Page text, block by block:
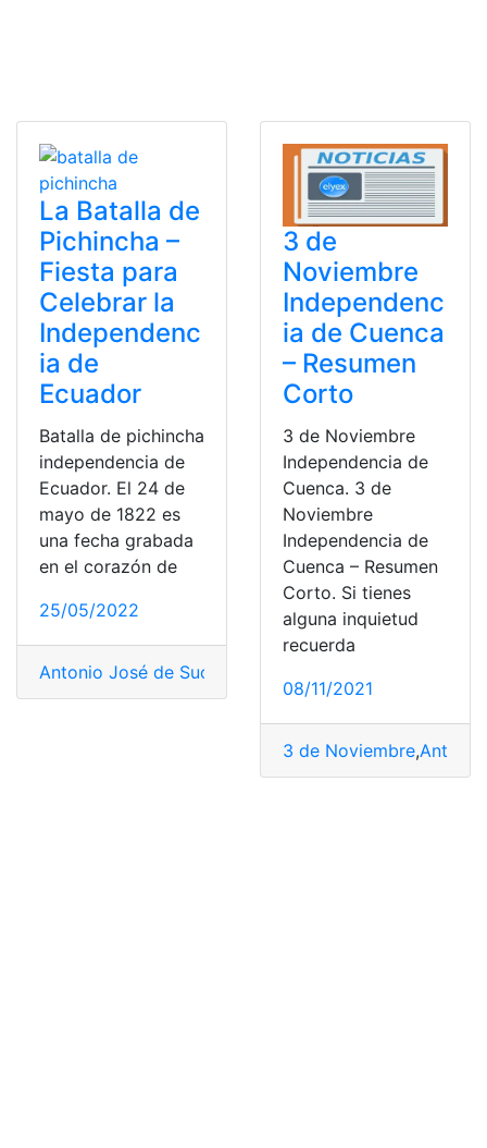
La Batalla de
Pichincha –
Fiesta para
Celebrar la
Independenc
ia de
Ecuador
Batalla de pichincha
independencia de
Ecuador. El 24 de
mayo de 1822 es
una fecha grabada
en el corazón de
25/05/2022
Antonio José de Sucre
3 de
Noviembre
Independenc
ia de Cuenca
– Resumen
Corto
3 de Noviembre
Independencia de
Cuenca. 3 de
Noviembre
Independencia de
Cuenca – Resumen
Corto. Si tienes
alguna inquietud
recuerda
08/11/2021
3 de Noviembre,